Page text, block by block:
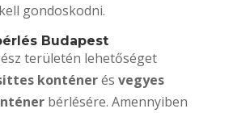
gondoskodni.
Budapest
területén lehetőséget
konténerés vegyes
bérlésére. Amennyiben